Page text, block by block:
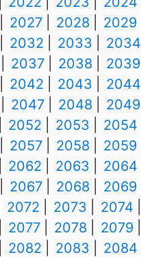
2027 2028
2029
2032 2033
2034
2037 2038
2039
2042 2043
2044
2047 2048
2049
2052 2053
2054
2057 2058
2059
2062 2063
2064
2067 2068
2069
2072 2073
2074
2077 2078
2079
2082 2083
2084